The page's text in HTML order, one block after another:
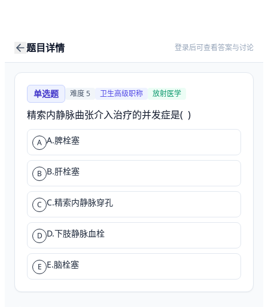
题目详情 登录后可查看答案与讨论
单选题 难度5 卫生高级职称 放射医学
精索内静脉曲张介入治疗的并发症是(  )
A A.脾栓塞
B B.肝栓塞
C C.精索内静脉穿孔
D D.下肢静脉血栓
E E.脑栓塞